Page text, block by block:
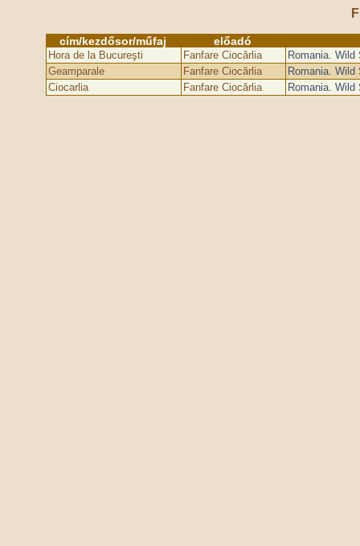
cím/kezdősor/műfaj előadó
Hora de la Bucureşti Fanfare Ciocărlia
Romania.
Geamparale
Fanfare Ciocărlia
Romania.
Ciocarlia
Fanfare Ciocărlia Romania.